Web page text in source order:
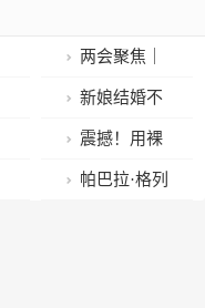
两会聚焦｜
文昌代表团继
续审议省政府
工作报告：集
新娘结婚不
收彩礼还陪嫁
208万元，“高
震撼！用裸
眼3D打开山东
帕巴拉·格列